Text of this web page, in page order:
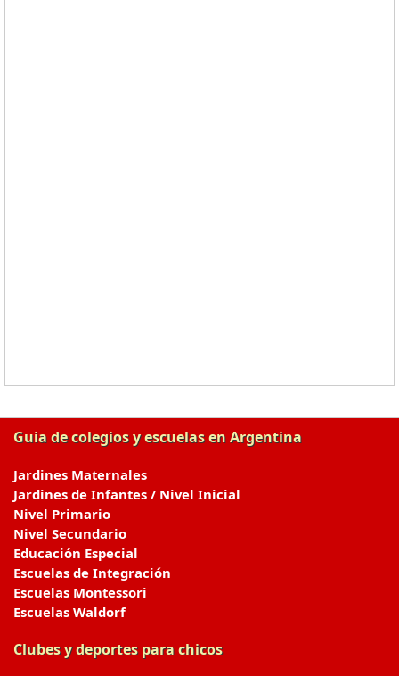
Guia de colegios y escuelas en Argentina
Jardines Maternales
Jardines de Infantes / Nivel Inicial
Nivel Primario
Nivel Secundario
Educación Especial
Escuelas de Integración
Escuelas Montessori
Escuelas Waldorf
Clubes y deportes para chicos